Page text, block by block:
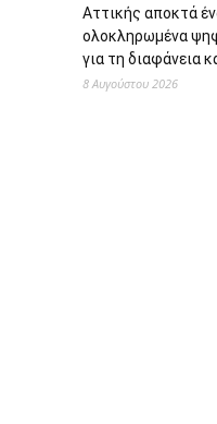
Αττικής αποκτά
ολοκληρωμένα
για τη διαφάνεια
8 Αυγούστου 2026